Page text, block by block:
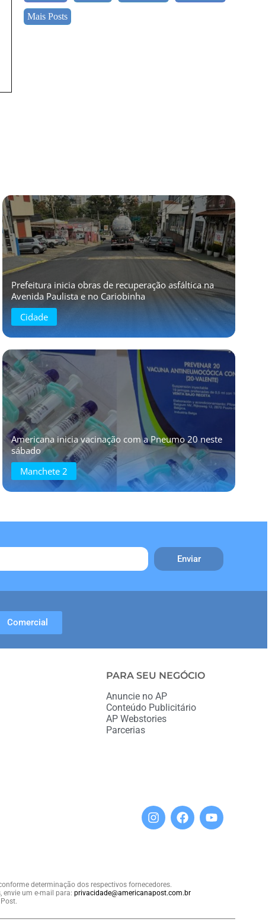
Mais Posts
Prefeitura inicia obras de recuperação asfáltica na
Avenida Paulista e no Cariobinha
Cidade
Americana inicia vacinação com a Pneumo 20 neste
sábado
Manchete 2
Enviar
Comercial
PARA SEU NEGÓCIO
Anuncie no AP
Conteúdo Publicitário
AP Webstories
Parcerias
determinação dos respectivos fornecedores.
envie um e-mail para: privacidade@americanapost.com.br